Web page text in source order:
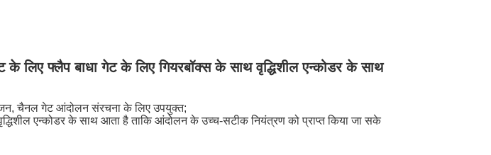
के लिए फ्लैप बाधा गेट के लिए गियरबॉक्स के साथ वृद्धिशील एन्कोडर के साथ
चैनल गेट आंदोलन संरचना के लिए उपयुक्त;
एन्कोडर के साथ आता है ताकि आंदोलन के उच्च-सटीक नियंत्रण को प्राप्त किया जा सके